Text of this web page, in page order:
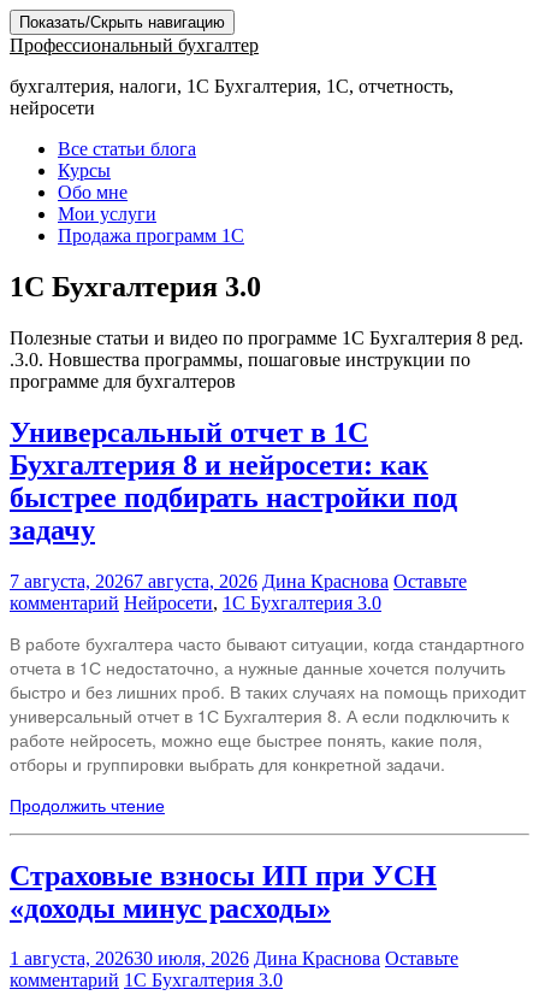
Показать/Скрыть навигацию
Профессиональный бухгалтер
бухгалтерия, налоги, 1С Бухгалтерия, 1С, отчетность,
нейросети
Все статьи блога
Курсы
Обо мне
Мои услуги
Продажа программ 1С
1С Бухгалтерия 3.0
Полезные статьи и видео по программе 1С Бухгалтерия 8 ред.
.3.0. Новшества программы, пошаговые инструкции по
программе для бухгалтеров
Универсальный отчет в 1С
Бухгалтерия 8 и нейросети: как
быстрее подбирать настройки под
задачу
7 августа, 20267 августа, 2026 Дина Краснова Оставьте
комментарий Нейросети, 1С Бухгалтерия 3.0
В работе бухгалтера часто бывают ситуации, когда стандартного
отчета в 1С недостаточно, а нужные данные хочется получить
быстро и без лишних проб. В таких случаях на помощь приходит
универсальный отчет в 1С Бухгалтерия 8. А если подключить к
работе нейросеть, можно еще быстрее понять, какие поля,
отборы и группировки выбрать для конкретной задачи.
Продолжить чтение
Страховые взносы ИП при УСН
«доходы минус расходы»
1 августа, 202630 июля, 2026 Дина Краснова Оставьте
комментарий 1С Бухгалтерия 3.0